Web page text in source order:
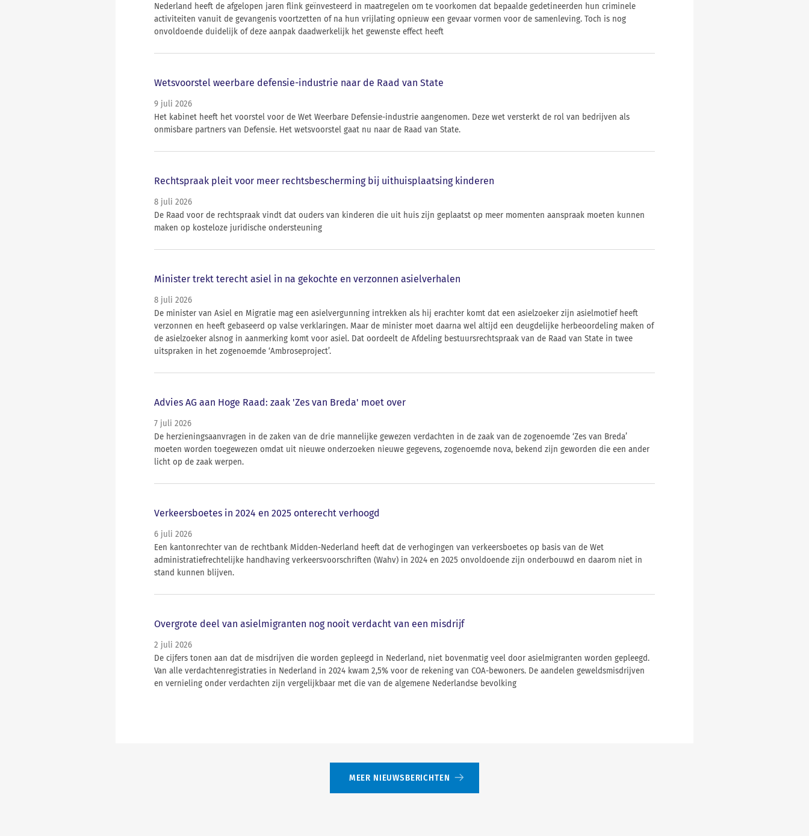
Nederland heeft de afgelopen jaren flink geïnvesteerd in maatregelen om te voorkomen dat bepaalde gedetineerden hun criminele
activiteiten vanuit de gevangenis voortzetten of na hun vrijlating opnieuw een gevaar vormen voor de samenleving. Toch is nog
onvoldoende duidelijk of deze aanpak daadwerkelijk het gewenste effect heeft
Wetsvoorstel weerbare defensie-industrie naar de Raad van State
9 juli 2026
Het kabinet heeft het voorstel voor de Wet Weerbare Defensie-industrie aangenomen. Deze wet versterkt de rol van bedrijven als
onmisbare partners van Defensie. Het wetsvoorstel gaat nu naar de Raad van State.
Rechtspraak pleit voor meer rechtsbescherming bij uithuisplaatsing kinderen
8 juli 2026
De Raad voor de rechtspraak vindt dat ouders van kinderen die uit huis zijn geplaatst op meer momenten aanspraak moeten kunnen
maken op kosteloze juridische ondersteuning
Minister trekt terecht asiel in na gekochte en verzonnen asielverhalen
8 juli 2026
De minister van Asiel en Migratie mag een asielvergunning intrekken als hij erachter komt dat een asielzoeker zijn asielmotief heeft
verzonnen en heeft gebaseerd op valse verklaringen. Maar de minister moet daarna wel altijd een deugdelijke herbeoordeling maken of
de asielzoeker alsnog in aanmerking komt voor asiel. Dat oordeelt de Afdeling bestuursrechtspraak van de Raad van State in twee
uitspraken in het zogenoemde ‘Ambroseproject’.
Advies AG aan Hoge Raad: zaak 'Zes van Breda' moet over
7 juli 2026
De herzieningsaanvragen in de zaken van de drie mannelijke gewezen verdachten in de zaak van de zogenoemde ‘Zes van Breda’
moeten worden toegewezen omdat uit nieuwe onderzoeken nieuwe gegevens, zogenoemde nova, bekend zijn geworden die een ander
licht op de zaak werpen.
Verkeersboetes in 2024 en 2025 onterecht verhoogd
6 juli 2026
Een kantonrechter van de rechtbank Midden-Nederland heeft dat de verhogingen van verkeersboetes op basis van de Wet
administratiefrechtelijke handhaving verkeersvoorschriften (Wahv) in 2024 en 2025 onvoldoende zijn onderbouwd en daarom niet in
stand kunnen blijven.
Overgrote deel van asielmigranten nog nooit verdacht van een misdrijf
2 juli 2026
De cijfers tonen aan dat de misdrijven die worden gepleegd in Nederland, niet bovenmatig veel door asielmigranten worden gepleegd.
Van alle verdachtenregistraties in Nederland in 2024 kwam 2,5% voor de rekening van COA-bewoners. De aandelen geweldsmisdrijven
en vernieling onder verdachten zijn vergelijkbaar met die van de algemene Nederlandse bevolking
MEER NIEUWSBERICHTEN